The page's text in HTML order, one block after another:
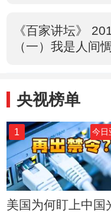
《百家讲坛》
（一）我是人间
央视榜单
1 今日
美国为何盯上中国